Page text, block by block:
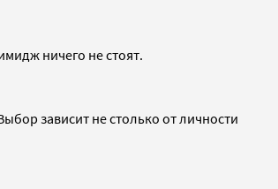
ничего не стоят.
зависит не столько от личности